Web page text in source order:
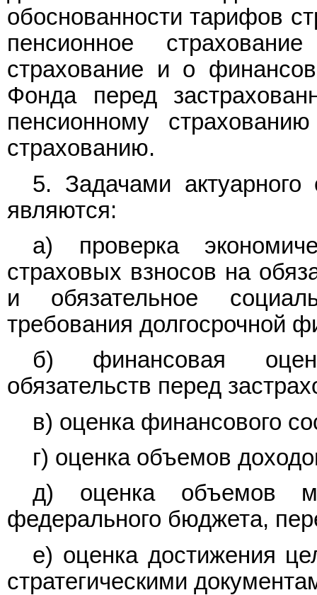
обоснованности тарифов
пенсионное
страхование и о
Фонда перед
пенсионному
страхованию.
5. Задачами
являются:
а) проверка
страховых взносов на
и обязательное
требования долгосрочной
б) финансовая
обязательств перед
в) оценка финансового
г) оценка объемов
д) оценка объемов
федерального бюджета,
е) оценка достижения
стратегическими